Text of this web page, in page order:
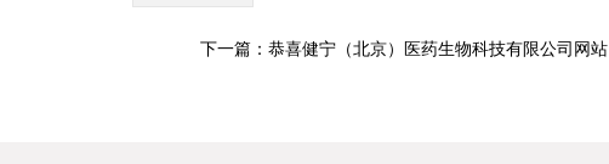
下一篇：恭喜健宁（北京）医药生物科技有限公司网站